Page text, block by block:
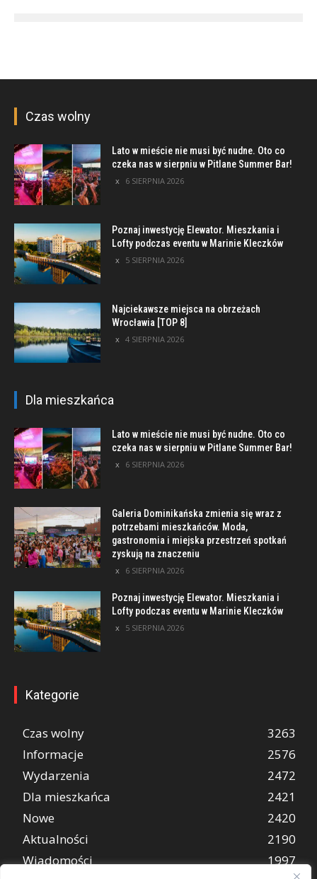
Czas wolny
Lato w mieście nie musi być nudne. Oto co
czeka nas w sierpniu w Pitlane Summer Bar!
6 SIERPNIA 2026
Poznaj inwestycję Elewator. Mieszkania i
Lofty podczas eventu w Marinie Kleczków
5 SIERPNIA 2026
Najciekawsze miejsca na obrzeżach
Wrocławia [TOP 8]
4 SIERPNIA 2026
Dla mieszkańca
Lato w mieście nie musi być nudne. Oto co
czeka nas w sierpniu w Pitlane Summer Bar!
6 SIERPNIA 2026
Galeria Dominikańska zmienia się wraz z
potrzebami mieszkańców. Moda,
gastronomia i miejska przestrzeń spotkań
zyskują na znaczeniu
6 SIERPNIA 2026
Poznaj inwestycję Elewator. Mieszkania i
Lofty podczas eventu w Marinie Kleczków
5 SIERPNIA 2026
Kategorie
Czas wolny
3263
Informacje
2576
Wydarzenia
2472
Dla mieszkańca
2421
Nowe
2420
Aktualności
2190
Wiadomości
1997